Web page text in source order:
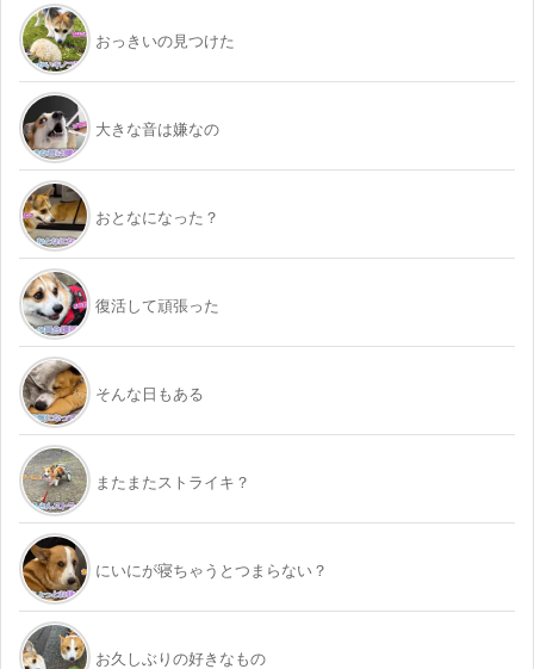
おっきいの見つけた
大きな音は嫌なの
おとなになった？
復活して頑張った
そんな日もある
またまたストライキ？
にいにが寝ちゃうとつまらない？
お久しぶりの好きなもの